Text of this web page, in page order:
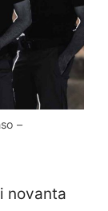
–
novanta